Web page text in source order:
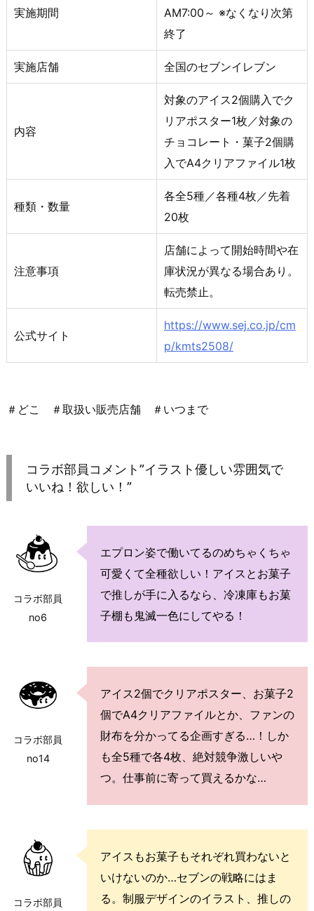
実施期間
AM7:00～ ※なくなり次第
終了
実施店舗 全国のセブンイレブン
内容
対象のアイス2個購入でク
リアポスター1枚／対象の
チョコレート・菓子2個購
入でA4クリアファイル1枚
種類・数量
各全5種／各種4枚／先着
20枚
注意事項
店舗によって開始時間や在
庫状況が異なる場合あり。
転売禁止。
公式サイト
https://www.sej.co.jp/cm
p/kmts2508/
＃どこ ＃取扱い販売店舗 ＃いつまで
コラボ部員コメント”イラスト優しい雰囲気で
いいね！欲しい！”
コラボ部員
no6
エプロン姿で働いてるのめちゃくちゃ
可愛くて全種欲しい！アイスとお菓子
で推しが手に入るなら、冷凍庫もお菓
子棚も鬼滅一色にしてやる！
コラボ部員
no14
アイス2個でクリアポスター、お菓子2
個でA4クリアファイルとか、ファンの
財布を分かってる企画すぎる…！しか
も全5種で各4枚、絶対競争激しいや
つ。仕事前に寄って買えるかな…
コラボ部員
アイスもお菓子もそれぞれ買わないと
いけないのか…セブンの戦略にはま
る。制服デザインのイラスト、推しの